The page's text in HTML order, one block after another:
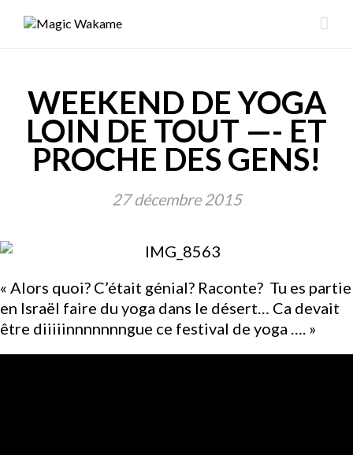
WEEKEND DE YOGA
LOIN DE TOUT —- ET
PROCHE DES GENS!
27 décembre 2015
« Alors quoi? C’était génial? Raconte? Tu es partie
en Israël faire du yoga dans le désert… Ca devait
être diiiiinnnnnnngue ce festival de yoga …. »